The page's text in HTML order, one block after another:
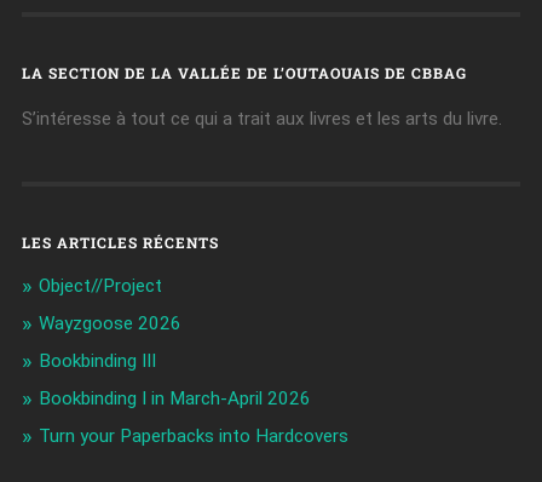
LA SECTION DE LA VALLÉE DE L’OUTAOUAIS DE CBBAG
S’intéresse à tout ce qui a trait aux livres et les arts du livre.
LES ARTICLES RÉCENTS
Object//Project
Wayzgoose 2026
Bookbinding III
Bookbinding I in March-April 2026
Turn your Paperbacks into Hardcovers